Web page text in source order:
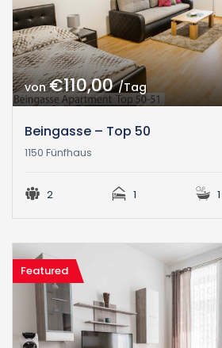
von€110,00/Tag
Beingasse – Top 50
1150 Fünfhaus
2 1 1
Featured